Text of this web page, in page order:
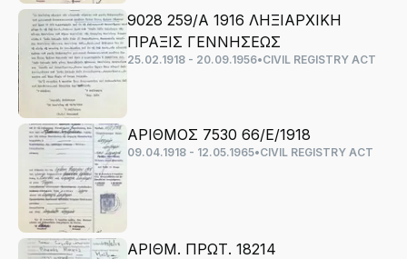
9028 259/Α 1916 ΛΗΞΙΑΡΧΙΚΗ
ΠΡΑΞΙΣ ΓΕΝΝΗΣΕΩΣ
25.02.1918 - 20.09.1956•CIVIL REGISTRY ACT
ΑΡΙΘΜΟΣ 7530 66/Ε/1918
09.04.1918 - 12.05.1965•CIVIL REGISTRY ACT
ΑΡΙΘΜ. ΠΡΩΤ. 18214